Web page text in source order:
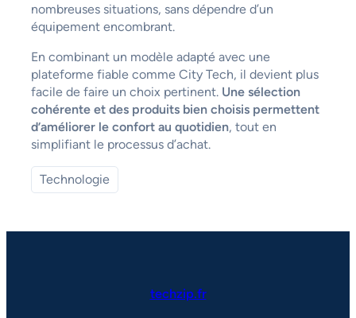
nombreuses situations, sans dépendre d’un
équipement encombrant.
En combinant un modèle adapté avec une
plateforme fiable comme City Tech, il devient plus
facile de faire un choix pertinent. Une sélection
cohérente et des produits bien choisis permettent
d’améliorer le confort au quotidien, tout en
simplifiant le processus d’achat.
Technologie
techzip.fr